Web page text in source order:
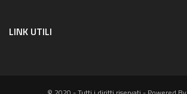
LINK UTILI